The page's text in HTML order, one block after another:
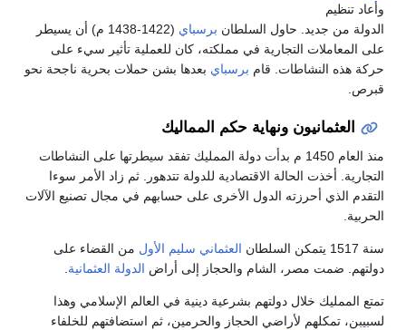
وأعاد تنظيم
الدولة من جديد. حاول السلطان برسباي
(1422-1438 م) أن يسيطر
على المعاملات التجارية في مملكته، كان للعملية تأثير سيء على
حركة هذه النشاطات. قام برسباي بعدها بشن حملات بحرية ناجحة نحو
قبرص.
العثمانيون ونهاية حكم المماليك
منذ العام 1450 م بدأت دولة الممليك تفقد سيطرتها على النشاطات
التجارية. أخذت الحالة الاقتصادية للدولة تتدهور. ثم زاد الأمر سوءا
التقدم الذي أحرزته الدول الأخرى على حسابهم في مجال تصنيع الآلات
الحربية.
سنة 1517 يتمكن السلطان العثماني سليم الأول من القضاء على
دولتهم. ضمت مصر، الشام والحجاز إلى أراض الدولة العثمانية.
تمتع الممليك خلال دولتهم بشرعية دينية في العالم الإسلامي وهذا
لسبيبن، تمكلهم لأراضي الحجاز والحرمين، ثم استضافتهم للخلفاء